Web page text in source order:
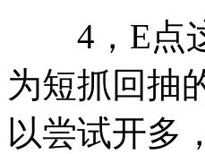
4，E点这
为短抓回抽
以尝试开多